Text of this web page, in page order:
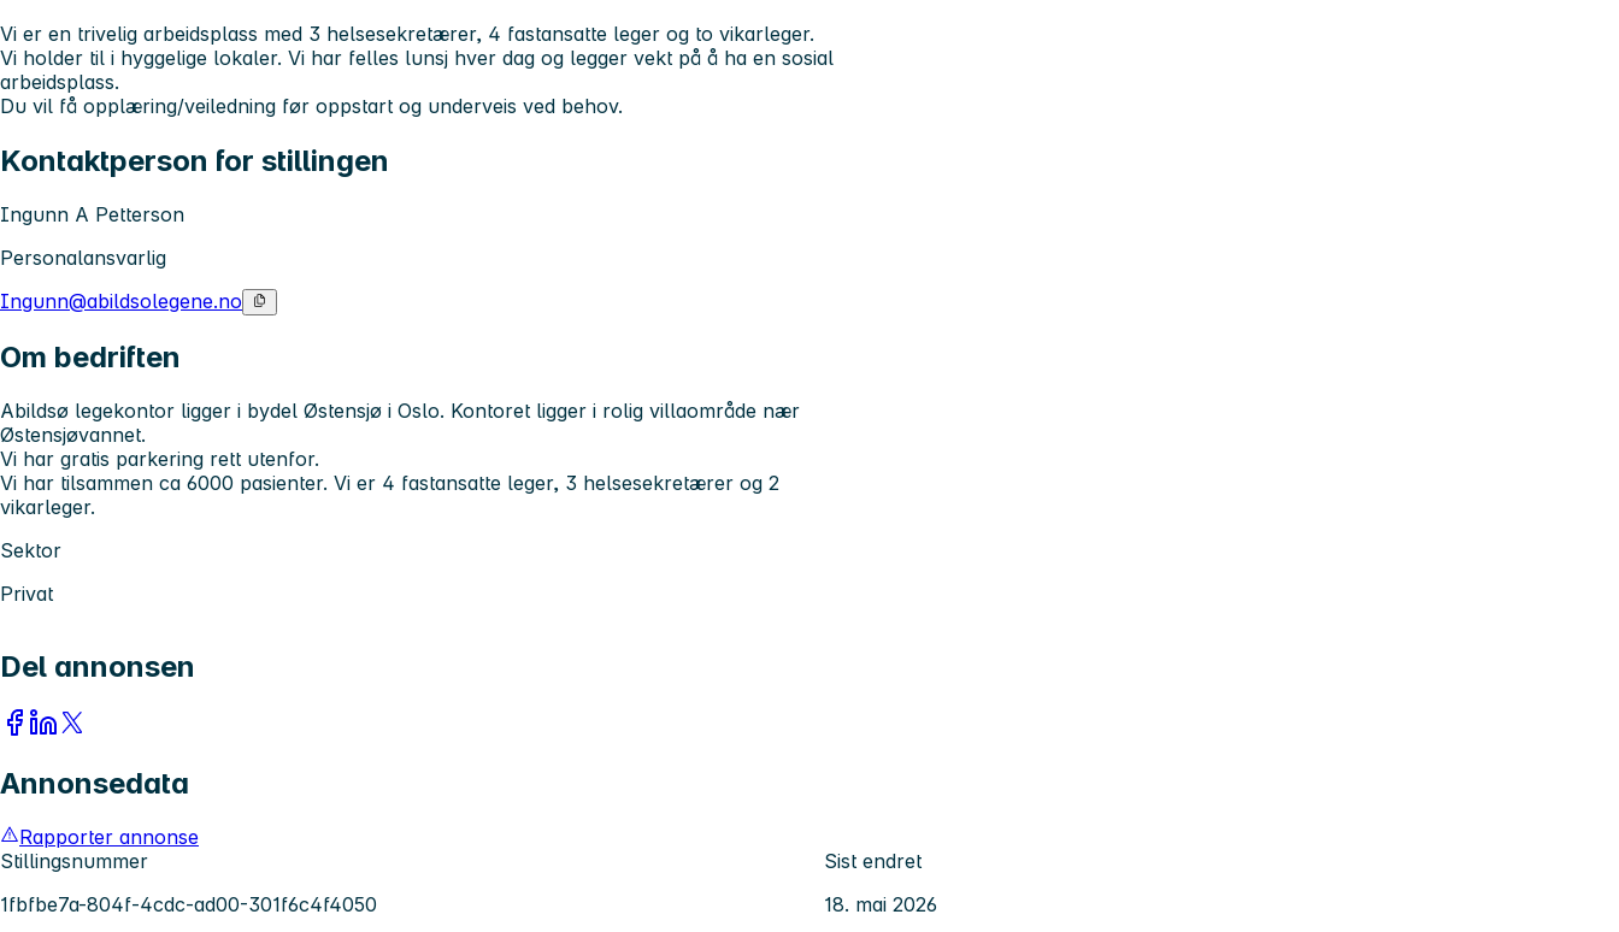
Vi er en trivelig arbeidsplass med 3 helsesekretærer, 4 fastansatte leger og to vikarleger.
Vi holder til i hyggelige lokaler. Vi har felles lunsj hver dag og legger vekt på å ha en sosial
arbeidsplass.
Du vil få opplæring/veiledning før oppstart og underveis ved behov.
Kontaktperson for stillingen
Ingunn A Petterson
Personalansvarlig
Ingunn@abildsolegene.no
Om bedriften
Abildsø legekontor ligger i bydel Østensjø i Oslo. Kontoret ligger i rolig villaområde nær
Østensjøvannet.
Vi har gratis parkering rett utenfor.
Vi har tilsammen ca 6000 pasienter. Vi er 4 fastansatte leger, 3 helsesekretærer og 2
vikarleger.
Sektor
Privat
Del annonsen
Annonsedata
Rapporter annonse
Stillingsnummer
1fbfbe7a-804f-4cdc-ad00-301f6c4f4050
Sist endret
18. mai 2026